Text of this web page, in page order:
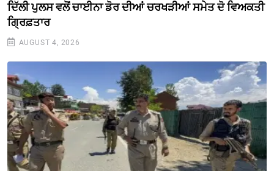
ਦਿੱਲੀ ਪੁਲਸ ਵਲੋਂ ਚਾਈਨਾ ਡੋਰ ਦੀਆਂ ਚਰਖੜੀਆਂ ਸਮੇਤ ਦੋ ਵਿਅਕਤੀ
ਗ੍ਰਿਫ਼ਤਾਰ
AUGUST 4, 2026